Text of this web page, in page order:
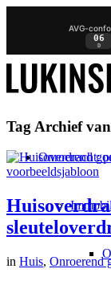
AVG-
06
D
Onroerend
Tag Archief
in Huis, Onroerend